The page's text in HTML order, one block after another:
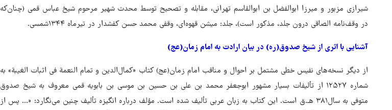
شیرازی مزبور و میرزا ابوالفضل بن ابوالقاسم تهرانی، مقابله و تصحیح توسط محدث شهیر مرحوم شیخ عباس قمی (چنان‌که
در وقف‌نامه الصاقی درون جلد، مذکور است)، جلد: میشن قهوه‌ای، وقفی محمد حسن کفشدار در تیرماه ۱۳۴۴شمسی.
آشنایی با اثری از شیخ صدوق(ره) در بیان ارادت به امام زمان(عج)
از دیگر نسخه‌های نفیس خطی مشتمل بر احوال و مناقب امام زمان(عج) کتاب «کمال‌الدین و تمام النعمة فی اثبات الغیبة» به
شماره ۱۲۵۲۷ از تألیفات بسیار مشهور ابوجعفر محمد بن علی بن حسین بن موسی بن بابویه قمی معروف به شیخ صدوق
متوفی به سال۳۸۱ هـ.ق است. این کتاب به زبان عربی تألیف شده است. مؤلف درباره انگیزه تألیف چنین می‌نگارد: «... پس از